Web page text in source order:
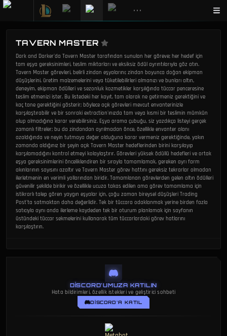
•••
TAVERN MASTER
Dark and Darker'da Tavern Master tarafından sunulan her göreve; her hedef için
tam eşya gereksinimleri, teslim miktarları ve eksiksiz ödül ayrıntılarıyla göz atın.
Tavern Master görevleri, belirli zindan eşyalarını; zindan boyunca doğan ekipman
düşüşlerini, üretim malzemelerini veya tüketilebilirleri almanızı ve bunları altın,
deneyim, ekipman ödülleri ve sezonluk kozmetikler karşılığında tüccar penceresine
teslim etmenizi ister. Bu listedeki her kayıt, tam olarak ne getirmeniz gerektiğini ve
kaç tane gerektiğini gösterir; böylece açık görevleri mevcut envanterinizle
karşılaştırabilir ve bir sonraki extraction'ınızda tam veya kısmi bir teslimin mümkün
olup olmadığına karar verebilirsiniz. Eşya arama çubuğu, siz yazdıkça listeyi gerçek
zamanlı filtreler; bu da zindandan ayrılmadan önce, özellikle envanter alanı
azaldığında ve neyin tutmaya değer olduğuna karar vermeniz gerektiğinde, yakın
zamanda aldığınız bir şeyin açık Tavern Master hedeflerinden birini karşılayıp
karşılamadığını kontrol etmeyi kolaylaştırır. Görevleri yüksek ödüllü hedefleri ve ortak
eşya gereksinimlerini önceliklendiren bir sırayla tamamlamak, gereken ayrı farm
akınlarının sayısını azaltır ve Tavern Master görev hattını gereksiz tekrarlar olmadan
ilerletmenin en verimli yollarından biridir. Tamamlanan görevlerden gelen altın ödülleri
güvenilir şekilde birikir ve özellikle ucuza takas edilen ama görev tamamlama için
istikrarlı talep gören yaygın eşyalar için, çoğu zaman bireysel düşüşleri Trading
Post'ta satmaktan daha değerlidir. Tek bir tüccara odaklanmak yerine birden fazla
satıcıyla aynı anda ilerleme kaydeden tek bir oturum planlamak için sayfanın
üstündeki tüccar sekmelerini kullanarak tüm tüccarlardaki görev hatlarını
karşılaştırın.
DISCORD'UMUZA KATILIN
Hata bildirimleri, özellik istekleri ve geliştirici sohbeti
DISCORD'A KATIL